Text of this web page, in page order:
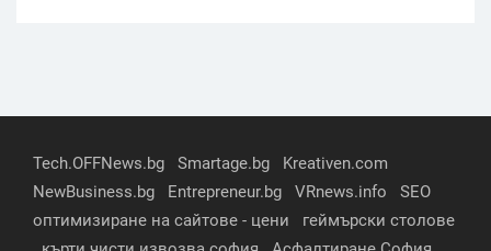
Tech.OFFNews.bg Smartage.bg
Kreativen.com
NewBusiness.bg
Entrepreneur.bg VRnews.info
SEO
оптимизиране на сайтове - цени
геймърски столове